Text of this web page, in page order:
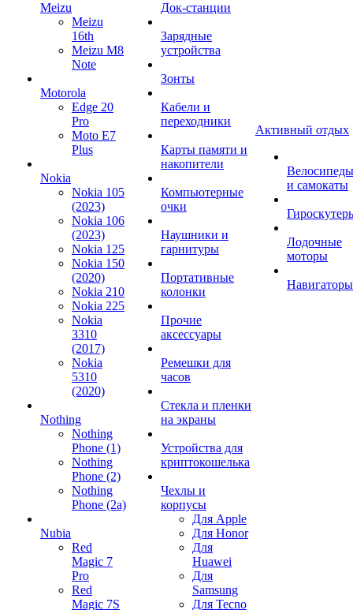
Meizu
Meizu
16th
Meizu M8
Note
Motorola
Edge 20
Pro
Moto E7
Plus
Nokia
Nokia 105
(2023)
Nokia 106
(2023)
Nokia 125
Nokia 150
(2020)
Nokia 210
Nokia 225
Nokia
3310
(2017)
Nokia
5310
(2020)
Nothing
Nothing
Phone (1)
Nothing
Phone (2)
Nothing
Phone (2a)
Nubia
Red
Magic 7
Pro
Red
Magic 7S
Док-станции
Зарядные
устройства
Зонты
Кабели и
переходники
Карты памяти и
накопители
Компьютерные
очки
Наушники и
гарнитуры
Портативные
колонки
Прочие
аксессуары
Ремешки для
часов
Стекла и пленки
на экраны
Устройства для
криптокошелька
Чехлы и
корпусы
Для Apple
Для Honor
Для
Huawei
Для
Samsung
Для Tecno
Активный отдых
Велосипеды
и самокаты
Лодочные
моторы
Навигаторы